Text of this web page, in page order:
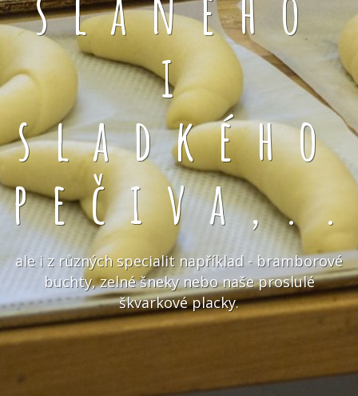
i
sladkého
ale i z různých specialit například - bramborové
buchty, zelné šneky nebo naše proslulé
škvarkové placky.